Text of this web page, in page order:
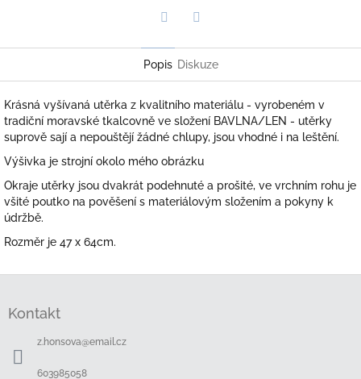
Popis Diskuze
Krásná vyšívaná utěrka z kvalitního materiálu - vyrobeném v
tradiční moravské tkalcovně ve složení BAVLNA/LEN - utěrky
suprově sají a nepouštějí žádné chlupy, jsou vhodné i na leštění.
Výšivka je strojní okolo mého obrázku
Okraje utěrky jsou dvakrát podehnuté a prošité, ve vrchním rohu je
všité poutko na pověšení s materiálovým složením a pokyny k
údržbě.
Rozměr je 47 x 64cm.
Kontakt
z.honsova@email.cz
603985058